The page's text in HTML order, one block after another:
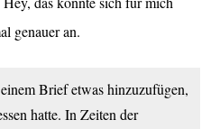
genauer an.
Brief etwas hinzuzufügen,
hatte. In Zeiten der